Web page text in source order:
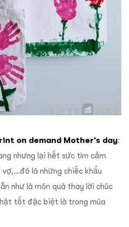
on demand Mother’s day:
nhưng lại hết sức tìm cảm
là những chiếc khẩu
như là món quà thay lời chúc
tốt đặc biệt là trong mùa